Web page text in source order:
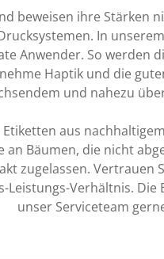
beweisen ihre
In
Anwender. So
Haptik und die
und nahezu
aus
Bäumen, die nicht
zugelassen.
Verhältnis.
unser Serviceteam